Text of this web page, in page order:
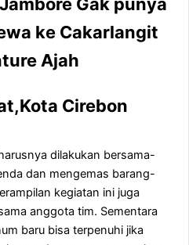
ke Cakarlangit
Ajah
Cirebon
dilakukan bersama-
dan mengemas barang-
kegiatan ini juga
anggota tim. Sementara
baru bisa terpenuhi jika